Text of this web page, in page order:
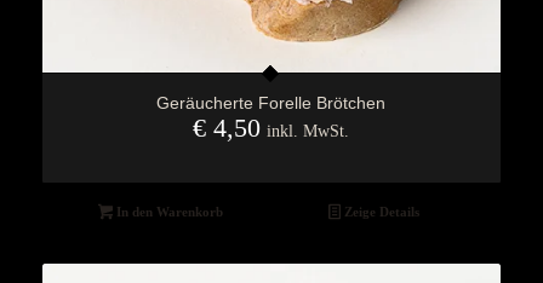
Geräucherte Forelle Brötchen
€ 4,50 inkl. MwSt.
In den Warenkorb Zeige Details